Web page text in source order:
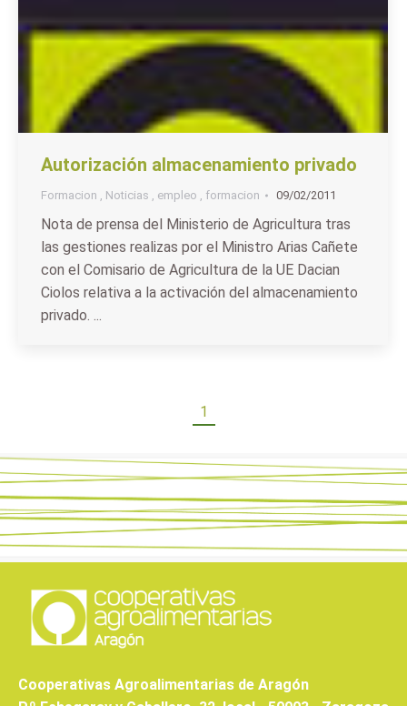
Autorización almacenamiento privado
Formacion Noticias empleo formacion 09/02/2011
Nota de prensa del Ministerio de Agricultura tras
las gestiones realizas por el Ministro Arias Cañete
con el Comisario de Agricultura de la UE Dacian
Ciolos relativa a la activación del almacenamiento
privado. ...
1
Cooperativas Agroalimentarias de Aragón